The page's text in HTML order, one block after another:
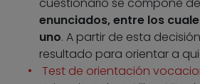
cuestionario se compone de
enunciados, entre los
uno. A partir de esta
resultado para orientar a
Test de orientación